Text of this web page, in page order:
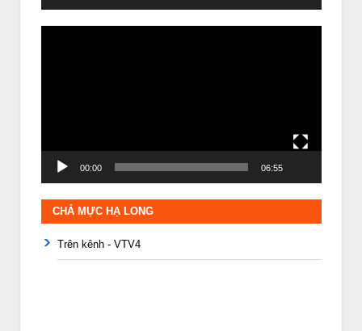
00:00 06:55
CHẢ MỰC HẠ LONG
Trên kênh - VTV4